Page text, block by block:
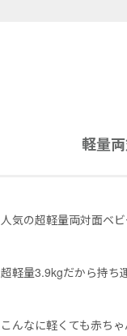
軽量
人気の超軽量両対面ベ
超軽量3.9kgだから持ち
こんなに軽くても赤ち